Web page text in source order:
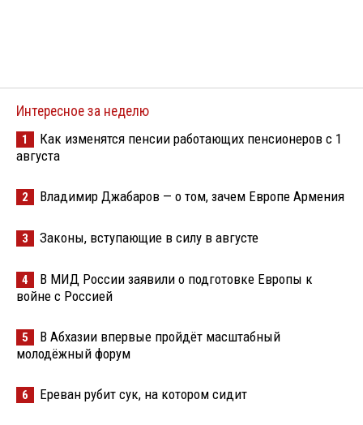
Интересное за неделю
1
Как изменятся пенсии работающих пенсионеров с 1
августа
2 Владимир Джабаров — о том, зачем Европе Армения
3 Законы, вступающие в силу в августе
4
В МИД России заявили о подготовке Европы к
войне с Россией
5
В Абхазии впервые пройдёт масштабный
молодёжный форум
6 Ереван рубит сук, на котором сидит